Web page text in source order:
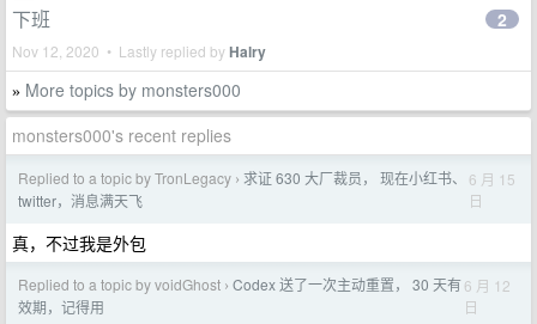
下班
Nov 12, 2020 • Lastly replied byHalry
2
» More topics by monsters000
monsters000's recent replies
Replied to a topic by TronLegacy › 求证 630 大厂裁员， 现在小红书、
twitter，消息满天飞
6 月 15
日
真，不过我是外包
Replied to a topic by voidGhost › Codex 送了一次主动重置， 30 天有
效期，记得用
6 月 12
日